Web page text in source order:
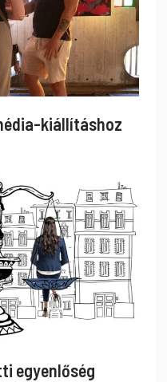
kiállításhoz
egyenlőség